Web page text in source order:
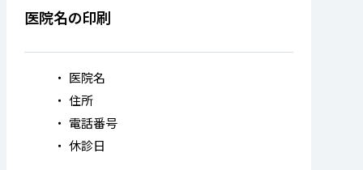
医院名の印刷
医院名
住所
電話番号
休診日